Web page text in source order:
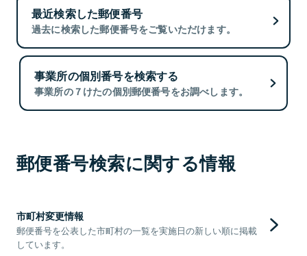
最近検索した郵便番号
過去に検索した郵便番号をご覧いただけます。
事業所の個別番号を検索する
事業所の７けたの個別郵便番号をお調べします。
郵便番号検索に関する情報
市町村変更情報
郵便番号を公表した市町村の一覧を実施日の新しい順に掲載
しています。